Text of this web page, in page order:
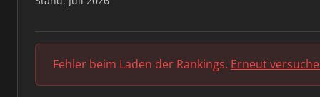
Fehler beim Laden der Rankings. Erneut